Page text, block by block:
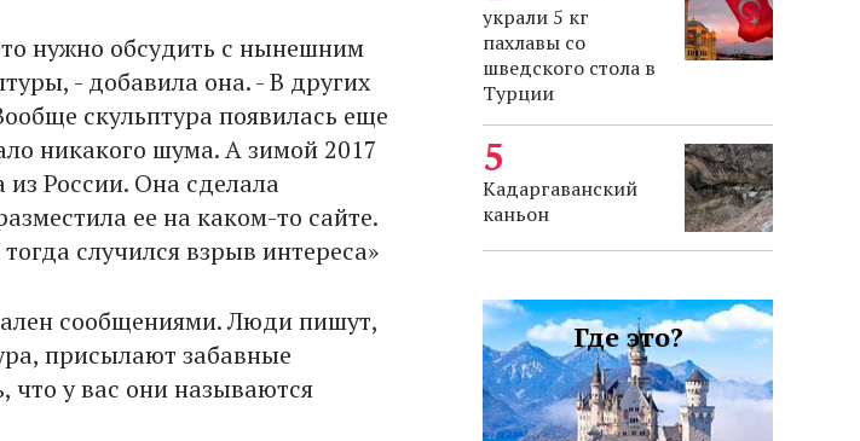
нужно обсудить с нынешним
- добавила она. - В других
скульптура появилась еще
никакого шума. А зимой 2017
России. Она сделала
ее на каком-то сайте.
случился взрыв интереса»
сообщениями. Люди пишут,
присылают забавные
что у вас они называются
украли 5 кг
пахлавы со
шведского стола в
Турции
Кадаргаванский
каньон
Где это?